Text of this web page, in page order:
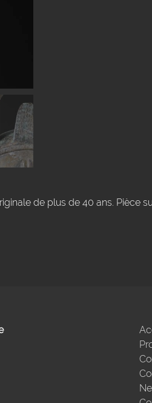
de plus de 40 ans. Pièce